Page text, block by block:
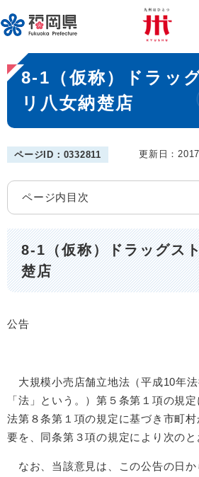
ー
ジ
先
頭
。
メニューを飛ばして本
本
文
8-1（仮称）ドラッ
リ八女納楚店
ページID：0332811 更新日：
ページ内目次
8-1（仮称）ドラッグス
楚店
公告
大規模小売店舗立地法（平成10年
「法」という。）第５条第１項の規
法第８条第１項の規定に基づき市町
要を、同条第３項の規定により次のと
なお、当該意見は、この公告の日か